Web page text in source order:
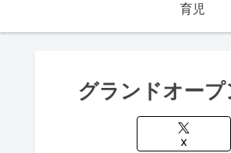
育児
グランドオープ
X